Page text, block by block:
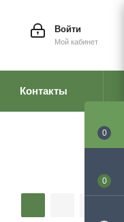
Войти
Мой кабинет
Контакты
0
0